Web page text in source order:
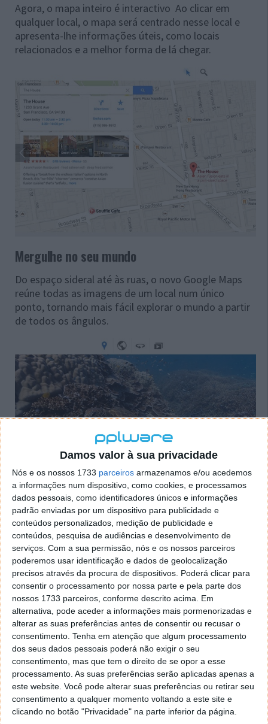
Damos valor à sua privacidade
Nós e os nossos 1733 parceiros armazenamos e/ou acedemos
a informações num dispositivo, como cookies, e processamos
dados pessoais, como identificadores únicos e informações
padrão enviadas por um dispositivo para publicidade e
conteúdos personalizados, medição de publicidade e
conteúdos, pesquisa de audiências e desenvolvimento de
serviços. Com a sua permissão, nós e os nossos parceiros
poderemos usar identificação e dados de geolocalização
precisos através da procura de dispositivos. Poderá clicar para
consentir o processamento por nossa parte e pela parte dos
nossos 1733 parceiros, conforme descrito acima. Em
alternativa, pode aceder a informações mais pormenorizadas e
alterar as suas preferências antes de consentir ou recusar o
consentimento. Tenha em atenção que algum processamento
dos seus dados pessoais poderá não exigir o seu
consentimento, mas que tem o direito de se opor a esse
processamento. As suas preferências serão aplicadas apenas a
este website. Você pode alterar suas preferências ou retirar seu
consentimento a qualquer momento voltando a este site e
clicando no botão "Privacidade" na parte inferior da página.
Agora, o mapa inteiro é interactivo Ao clicar em
qualquer local, o mapa será centrado nesse local e
apresenta-lhe informações úteis, como locais
relacionados e a melhor forma de lá chegar.
Mergulhe no seu mundo
Do espaço sideral até às ruas, o novo Google Maps
reúne todas as imagens de um local num único
ponto, tornando mais fácil explorar o mundo a partir
de todos os ângulos.
Encontre o melhor caminho
Agora pode comparar vários meios de transporte
diretamente no mapa para encontrar o melhor
caminho para chegar ao seu destino e o melhor
caminho para voltar para casa.